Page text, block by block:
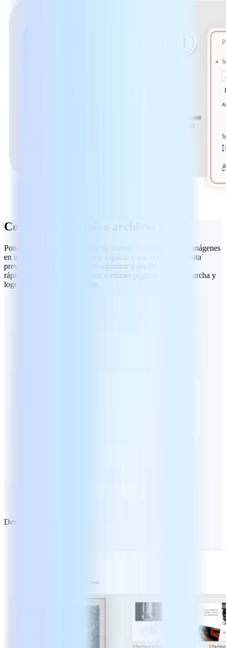
Combina y organiza archivos PDF
Pon orden en tus documentos fácilmente. Combina PDF e imágenes
en un solo archivo para ahorrar espacio y usa el modo de vista
previa del organizador para reorganizar y dividir archivos
rápidamente, o añadir, eliminar o extraer páginas sobre la marcha y
lograr un resultado impecable.
Descarga gratuita